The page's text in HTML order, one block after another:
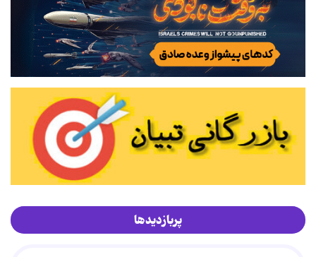
پربازدیدها